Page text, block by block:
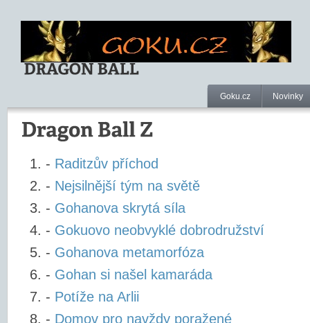
Goku.cz Novinky
- Raditzův příchod
- Nejsilnější tým na světě
- Gohanova skrytá síla
- Gokuovo neobvyklé dobrodružství
- Gohanova metamorfóza
- Gohan si našel kamaráda
- Potíže na Arlii
- Domov pro navždy poražené